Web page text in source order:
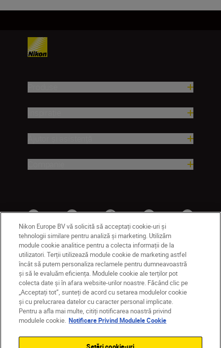
MD Nikon Sites
Contactaţi-ne
Politică de confidențialitate
Termeni de utilizare
Notificare privind modulele cookie
Setări cookie
© 2026 Nikon
Nikon Europe BV vă solicită să acceptați cookie-uri și
tehnologii similare pentru analiză și marketing. Utilizăm
module cookie analitice pentru a colecta informații de la
utilizatori. Terții utilizează module cookie de marketing astfel
încât să putem personaliza reclamele pentru dumneavoastră
și să le evaluăm eficiența. Modulele cookie ale terților pot
colecta date și în afara website-urilor noastre. Făcând clic pe
„Acceptați tot”, sunteți de acord cu setarea modulelor cookie
și cu prelucrarea datelor cu caracter personal implicate.
Pentru a afla mai multe, citiți notificarea noastră privind
modulele cookie. Notificare Privind Modulele Cookie